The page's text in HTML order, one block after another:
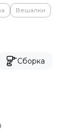
Вешалки
Сборка